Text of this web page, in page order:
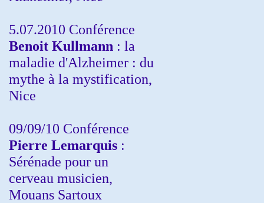
5.07.2010 Conférence
Benoit Kullmann : la
maladie d'Alzheimer : du
mythe à la mystification,
Nice
09/09/10 Conférence
Pierre Lemarquis :
Sérénade pour un
cerveau musicien,
Mouans Sartoux